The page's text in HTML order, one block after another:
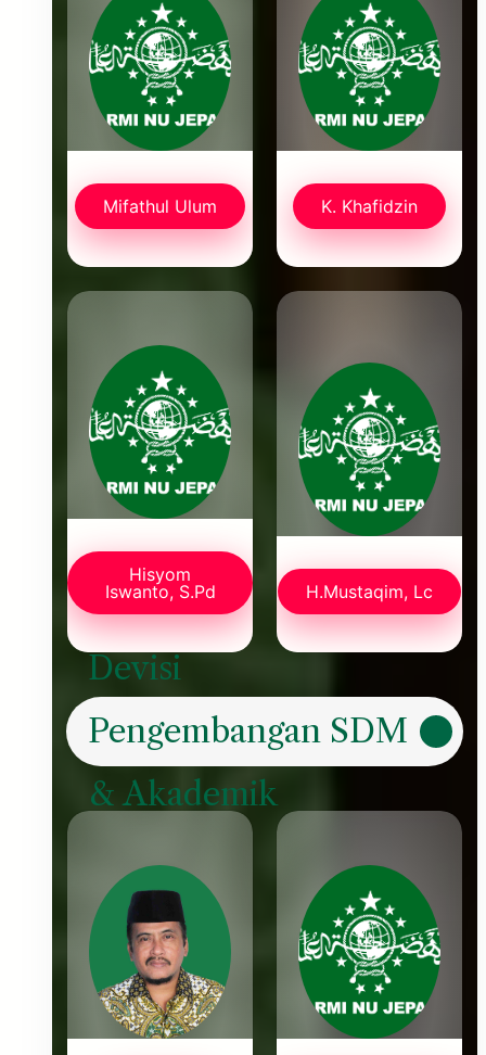
Mifathul Ulum K. Khafidzin
Hisyom
Iswanto, S.Pd
H.Mustaqim, Lc
Devisi
Pengembangan SDM
& Akademik